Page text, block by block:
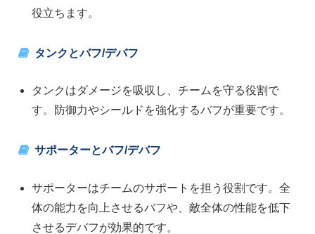
役立ちます。
タンクとバフ/デバフ
タンクはダメージを吸収し、チームを守る役割で
す。防御力やシールドを強化するバフが重要です。
サポーターとバフ/デバフ
サポーターはチームのサポートを担う役割です。全
体の能力を向上させるバフや、敵全体の性能を低下
させるデバフが効果的です。